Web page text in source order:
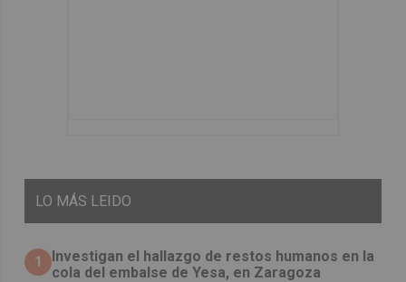
LO MÁS LEIDO
1
Investigan el hallazgo de restos humanos en la
cola del embalse de Yesa, en Zaragoza